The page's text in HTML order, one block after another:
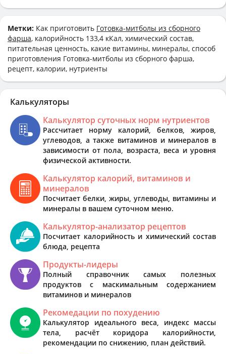
Метки: Как приготовить Готовка-митболы из сборного
фарша, калорийность 133,4 кКал, химический состав,
питательная ценность, какие витамины, минералы, способ
приготовления Готовка-митболы из сборного фарша,
рецепт, калории, нутриенты
Калькуляторы
Калькулятор суточных норм нутриентов
Рассчитает норму калорий, белков, жиров,
углеводов, а также витаминов и минералов в
зависимости от пола, возраста, веса и уровня
физической активности.
Калькулятор калорий, витаминов и
минералов
Посчитает белки, жиры, углеводы, витамины и
минералы в вашем суточном меню.
Калькулятор-анализатор рецептов
Посчитает калорийность и химический состав
блюда, рецепта
Продукты-лидеры
Полный справочник самых полезных
продуктов с маскимальным содержанием
витаминов и минералов
Рекомедации по похудению
Калькулятор идеального веса, индекс массы
тела, расчёт коридора калорийности,
рекомендации по снижению, план действий.